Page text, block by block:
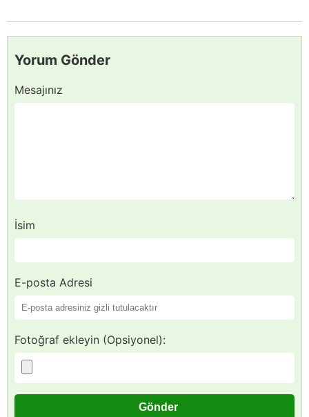
Yorum Gönder
Mesajınız
İsim
E-posta Adresi
Fotoğraf ekleyin (Opsiyonel):